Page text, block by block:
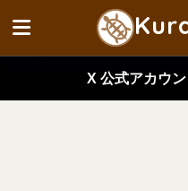
X 公式アカウ